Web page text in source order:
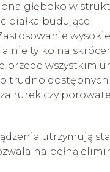
głęboko w
białka budujące
nie tylko na
przede wszystkim
trudno dostępnych
rurek czy porowate
utrzymują
na pełną